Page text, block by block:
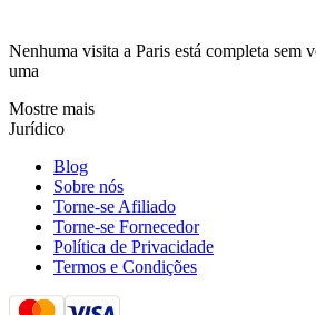
Nenhuma visita a Paris está completa sem
uma
Mostre mais
Jurídico
Blog
Sobre nós
Torne-se Afiliado
Torne-se Fornecedor
Política de Privacidade
Termos e Condições